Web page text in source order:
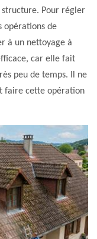
Pour régler
opérations de
à un nettoyage à
car elle fait
peu de temps. Il ne
faire cette opération